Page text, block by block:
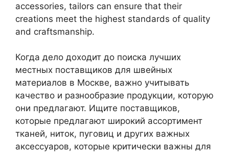
accessories, tailors can ensure that their
creations meet the highest standards of quality
and craftsmanship.
Когда дело доходит до поиска лучших
местных поставщиков для швейных
материалов в Москве, важно учитывать
качество и разнообразие продукции, которую
они предлагают. Ищите поставщиков,
которые предлагают широкий ассортимент
тканей, ниток, пуговиц и других важных
аксессуаров, которые критически важны для